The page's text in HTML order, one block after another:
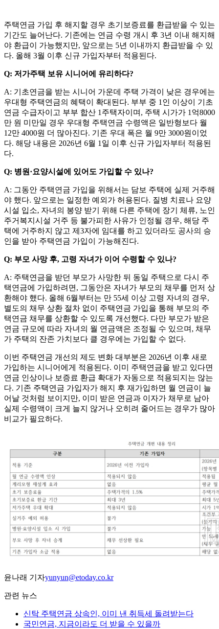
주택연금 가입 후 해지할 경우 초기보증료를 환급받을 수 있는
기간도 늘어난다. 기존에는 연금 수령 개시 후 3년 이내 해지해
야 환급이 가능했지만, 앞으로는 5년 이내까지 환급받을 수 있
다. 올해 3월 이후 신규 가입자부터 적용된다.
Q: 저가주택 보유 시니어에 유리하다?
A: 기초연금을 받는 시니어 가운데 주택 가격이 낮은 경우에는
우대형 주택연금의 혜택이 확대된다. 부부 중 1인 이상이 기초
연금 수급자이고 부부 합산 1주택자이며, 주택 시가가 1억8000
만 원 미만일 경우 우대형 주택연금 수령액은 일반형보다 월
12만 4000원 더 많아진다. 기존 우대 폭은 월 9만 3000원이었
다. 해당 내용은 2026년 6월 1일 이후 신규 가입자부터 적용된
다.
Q: 병원·요양시설에 있어도 가입할 수 있나?
A: 그동안 주택연금 가입을 위해서는 담보 주택에 실제 거주해
야 했다. 앞으로는 일정한 예외가 허용된다. 질병 치료나 요양
시설 입소, 자녀의 봉양 받기 위해 다른 주택에 장기 체류, 노인
주거복지시설 거주 등 불가피한 사유가 인정될 경우, 해당 주
택에 거주하지 않고 제3자에 임대를 하고 있더라도 공사의 승
인을 받아 주택연금 가입이 가능해진다.
Q: 부모 사망 후, 고령 자녀가 이어 수령할 수 있나?
A: 주택연금을 받던 부모가 사망한 뒤 동일 주택으로 다시 주
택연금에 가입하려면, 그동안은 자녀가 부모의 채무를 먼저 상
환해야 했다. 올해 6월부터는 만 55세 이상 고령 자녀의 경우,
별도의 채무 상환 절차 없이 주택연금 가입을 통해 부모의 주
택연금 채무를 상환할 수 있도록 개선했다. 다만 부모가 받은
연금 규모에 따라 자녀의 월 연금액은 조정될 수 있으며, 채무
가 주택의 잔존 가치보다 클 경우에는 가입할 수 없다.
이번 주택연금 개선의 제도 변화 대부분은 2026년 이후 새로
가입하는 시니어에게 적용된다. 이미 주택연금을 받고 있다면
연금 인상이나 보증료 환급 확대가 자동으로 적용되지는 않는
다. 기존 주택연금 가입자가 해지 후 재가입하면 월 연금이 늘
어날 것처럼 보이지만, 이미 받은 연금과 이자가 채무로 남아
실제 수령액이 크게 늘지 않거나 오히려 줄어드는 경우가 많아
비교가 필요하다.
윤나래 기자yunyun@etoday.co.kr
관련 뉴스
신탁 주택연금 상속인, 이미 낸 취득세 돌려받는다
국민연금, 지금이라도 더 받을 수 있을까